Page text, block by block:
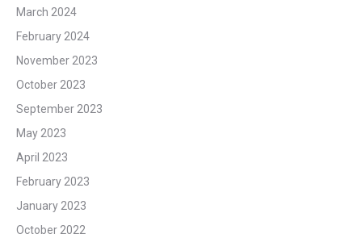
March 2024
February 2024
November 2023
October 2023
September 2023
May 2023
April 2023
February 2023
January 2023
October 2022